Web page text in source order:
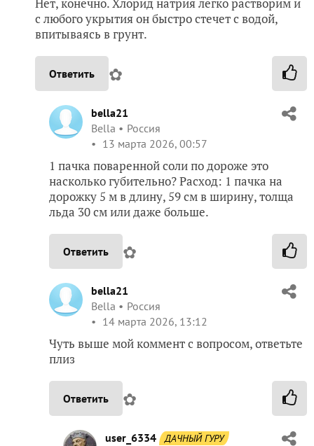
с любого укрытия он быстро стечет с водой,
впитываясь в грунт.
Ответить ✿
bella21
Bella
Россия
13 марта 2026, 00:57
1 пачка поваренной соли по дороже это
насколько губительно? Расход: 1 пачка на
дорожку 5 м в длину, 59 см в ширину, толща
льда 30 см или даже больше.
Ответить ✿
bella21
Bella
Россия
14 марта 2026, 13:12
Чуть выше мой коммент с вопросом, ответьте
плиз
Ответить ✿
user_6334 ДАЧНЫЙ ГУРУ